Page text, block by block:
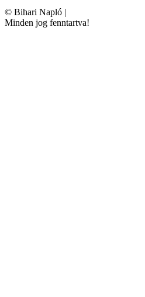
© Bihari Napló |
Minden jog fenntartva!